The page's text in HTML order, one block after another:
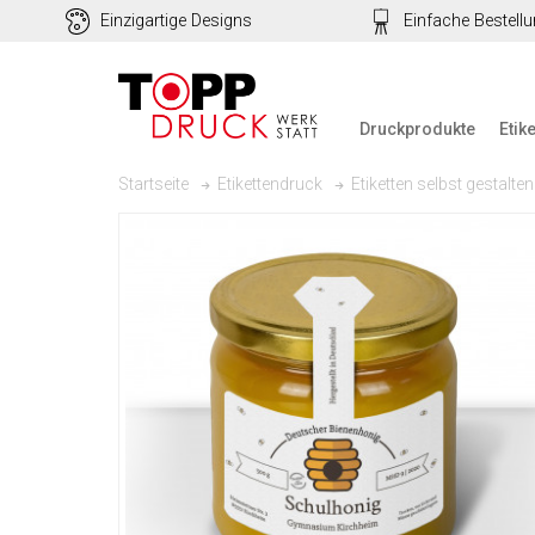
Einzigartige Designs Einfache
Druckprodukte
Startseite Etikettendruck Etiketten selbst gestalten